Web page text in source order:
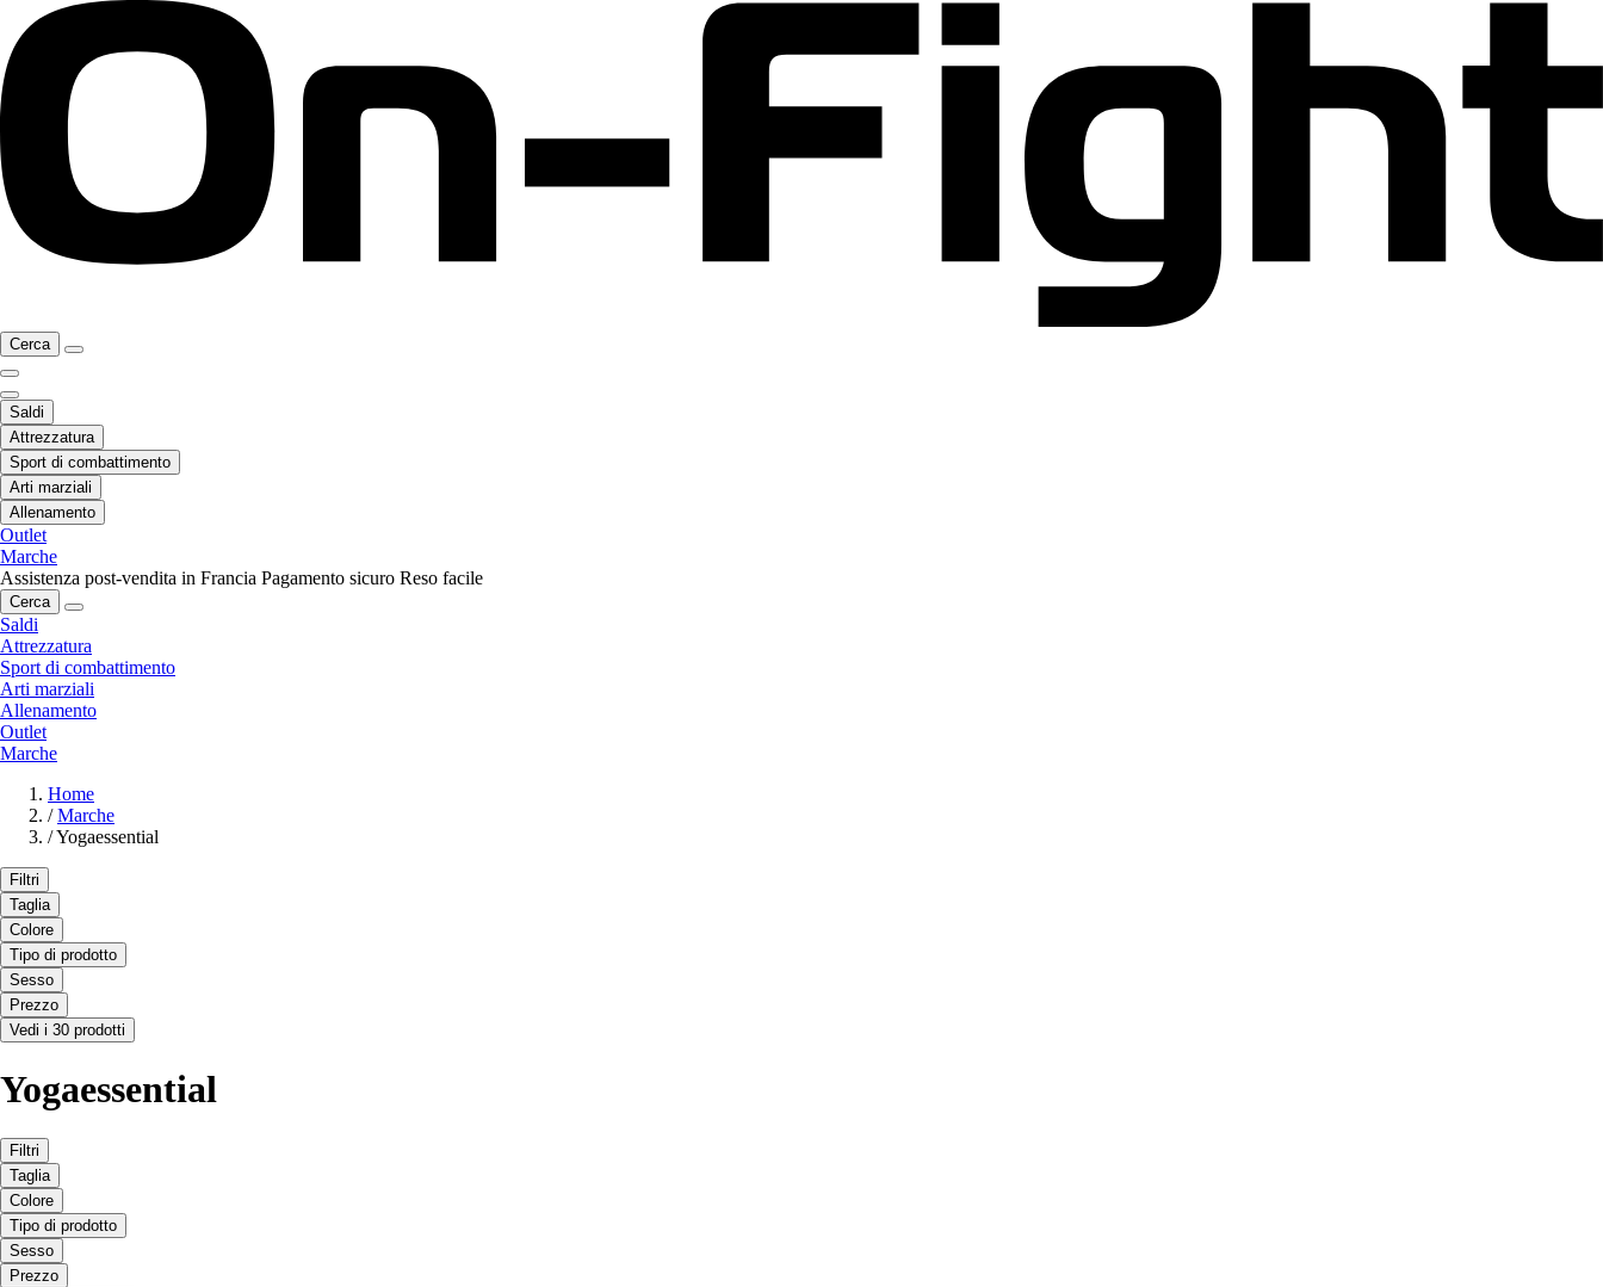
Cerca
Saldi
Attrezzatura
Sport di combattimento
Arti marziali
Allenamento
Outlet
Marche
Assistenza post-vendita in Francia Pagamento sicuro Reso facile
Cerca
Saldi
Attrezzatura
Sport di combattimento
Arti marziali
Allenamento
Outlet
Marche
Home
/ Marche
/Yogaessential
Filtri
Taglia
Colore
Tipo di prodotto
Sesso
Prezzo
Vedi i 30 prodotti
Yogaessential
Filtri
Taglia
Colore
Tipo di prodotto
Sesso
Prezzo